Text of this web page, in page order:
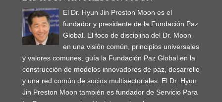
El Dr. Hyun Jin Preston Moon es el
fundador y presidente de la Fundación Paz
Global. El foco de disciplina del Dr. Moon
en una visión común, principios universales
y valores comunes, guía la Fundación Paz Global en la
construcción de modelos innovadores de paz, desarrollo
y una red común de socios multisectoriales. El Dr. Hyun
Jin Preston Moon también es fundador de Servicio Para